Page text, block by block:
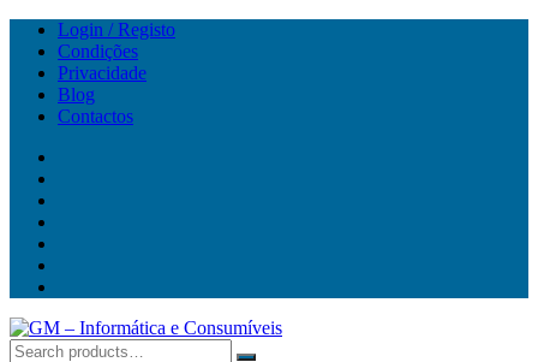
Skip
content
Login / Registo
Condições
Privacidade
Blog
Contactos